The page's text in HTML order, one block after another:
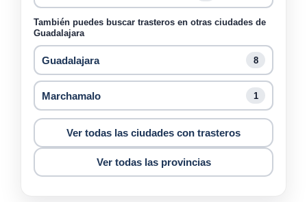
También puedes buscar trasteros en otras ciudades de
Guadalajara
Guadalajara 8
Marchamalo 1
Ver todas las ciudades con trasteros
Ver todas las provincias